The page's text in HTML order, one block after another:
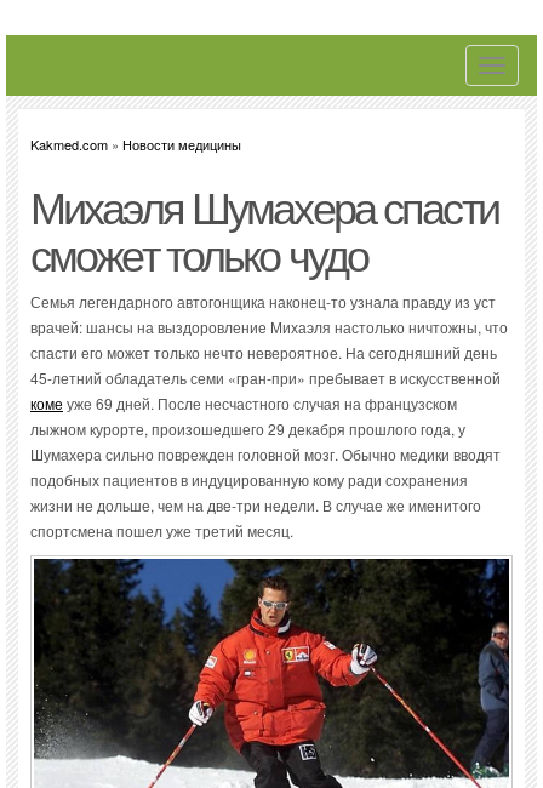
Toggle
Kakmed.com » Новости медицины
Михаэля Шумахера спасти
сможет только чудо
Семья легендарного автогонщика наконец-то узнала правду из уст
врачей: шансы на выздоровление Михаэля настолько ничтожны, что
спасти его может только нечто невероятное. На сегодняшний день
45-летний обладатель семи «гран-при» пребывает в искусственной
коме уже 69 дней. После несчастного случая на французском
лыжном курорте, произошедшего 29 декабря прошлого года, у
Шумахера сильно поврежден головной мозг. Обычно медики вводят
подобных пациентов в индуцированную кому ради сохранения
жизни не дольше, чем на две-три недели. В случае же именитого
спортсмена пошел уже третий месяц.